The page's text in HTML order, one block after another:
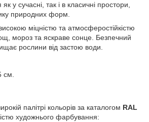
у сучасні, так і в класичні простори,
природних форм.
міцністю та атмосферостійкістю
мороз та яскраве сонце. Безпечний
рослини від застою води.
см.
палітрі кольорів за каталогом RAL
художнього фарбування: